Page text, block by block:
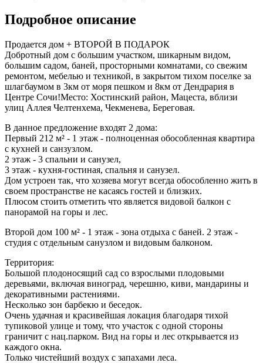
Подробное описание
Продается дом + ВТОРОЙ В ПОДАРОК
Добротный дом с большим участком, шикарным видом,
большим садом, баней, просторными комнатами, со свежим
ремонтом, мебелью и техникой, в закрытом тихом поселке за
шлагбаумом в 3км от моря пешком и 8км от Дендрария в
Центре Сочи!Место: Хостинский район, Мацеста, вблизи
улиц Аллея Челтенхема, Чекменева, Береговая.
В данное предложение входят 2 дома:
Первый 212 м² - 1 этаж - полноценная обособленная квартира
с кухней и санзузлом.
2 этаж - 3 спальни и санузел,
3 этаж - кухня-гостиная, спальня и санузел.
Дом устроен так, что хозяева могут всегда обособленно жить в
своем пространстве не касаясь гостей и близких.
Плюсом стоить отметить что является видовой балкон с
панорамой на горы и лес.
Второй дом 100 м² - 1 этаж - зона отдыха с баней. 2 этаж -
студия с отдельным санузлом и видовым балконом.
Территория:
Большой плодоносящий сад со взрослыми плодовыми
деревьями, включая виноград, черешню, киви, мандарины и
декоративными растениями.
Несколько зон барбекю и беседок.
Очень удачная и красивейшая локация благодаря тихой
тупиковой улице и тому, что участок с одной стороны
граничит с нац.парком. Вид на горы и лес открывается из
каждого окна.
Только чистейший воздух с запахами леса.